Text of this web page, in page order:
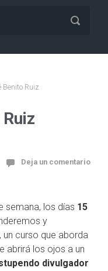
Benito Ruiz
Deja un comentario
semana, los días 15
y
curso que aborda
abrirá los ojos a un
divulgador